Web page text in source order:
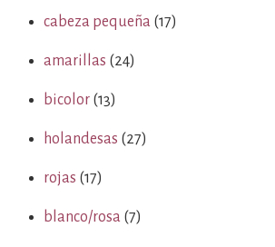
cabeza pequeña (17)
amarillas (24)
bicolor (13)
holandesas (27)
rojas (17)
blanco/rosa (7)